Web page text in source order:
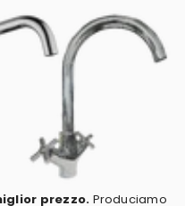
prezzo. Produciamo